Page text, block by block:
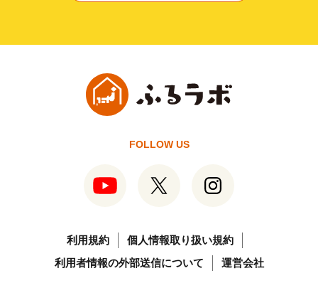
FOLLOW US
利用規約
個人情報取り扱い規約
利用者情報の外部送信について
運営会社